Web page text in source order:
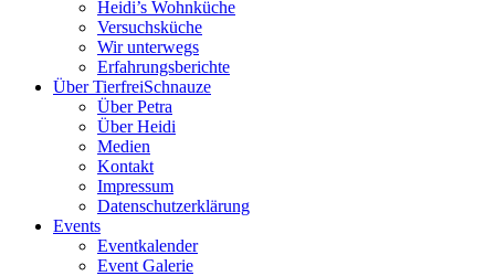
Heidi’s Wohnküche
Versuchsküche
Wir unterwegs
Erfahrungsberichte
Über TierfreiSchnauze
Über Petra
Über Heidi
Medien
Kontakt
Impressum
Datenschutzerklärung
Events
Eventkalender
Event Galerie